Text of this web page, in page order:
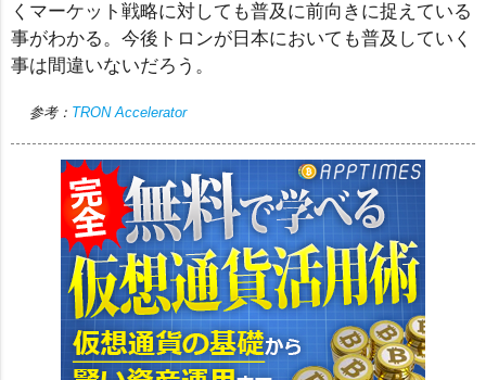
くマーケット戦略に対しても普及に前向きに捉えている
事がわかる。今後トロンが日本においても普及していく
事は間違いないだろう。
参考： TRON Accelerator